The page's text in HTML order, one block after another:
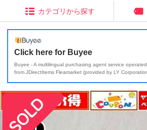
カテゴリから探す
Click here for Buyee
Buyee - A multilingual purchasing agent service
from JDirectItems Fleamarket (provided by LY